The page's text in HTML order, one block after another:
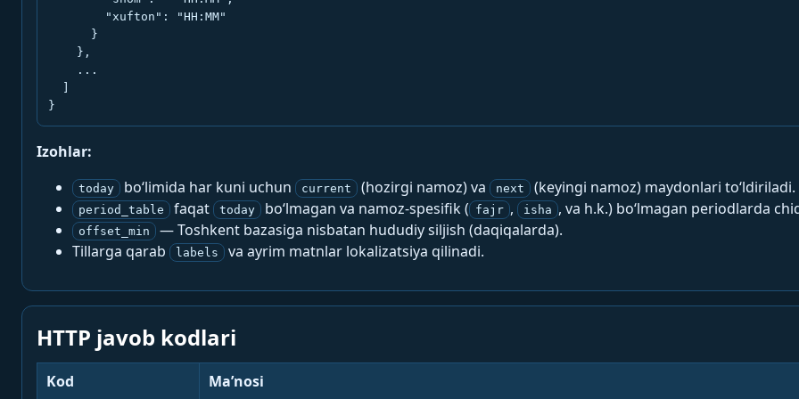
        "xufton": "HH:MM"
      }
    },
    ...
}
Izohlar:
today bo‘limida har kuni uchun current (hozirgi namoz) va next (keyingi namoz) maydonlari to‘ldiriladi.
period_table faqat today bo‘lmagan va namoz-spesifik ( fajr , isha , va h.k.) bo‘lmagan periodlarda
offset_min
— Toshkent bazasiga nisbatan hududiy siljish (daqiqalarda).
Tillarga qarab
labels va ayrim matnlar lokalizatsiya qilinadi.
HTTP javob kodlari
Kod Ma’nosi